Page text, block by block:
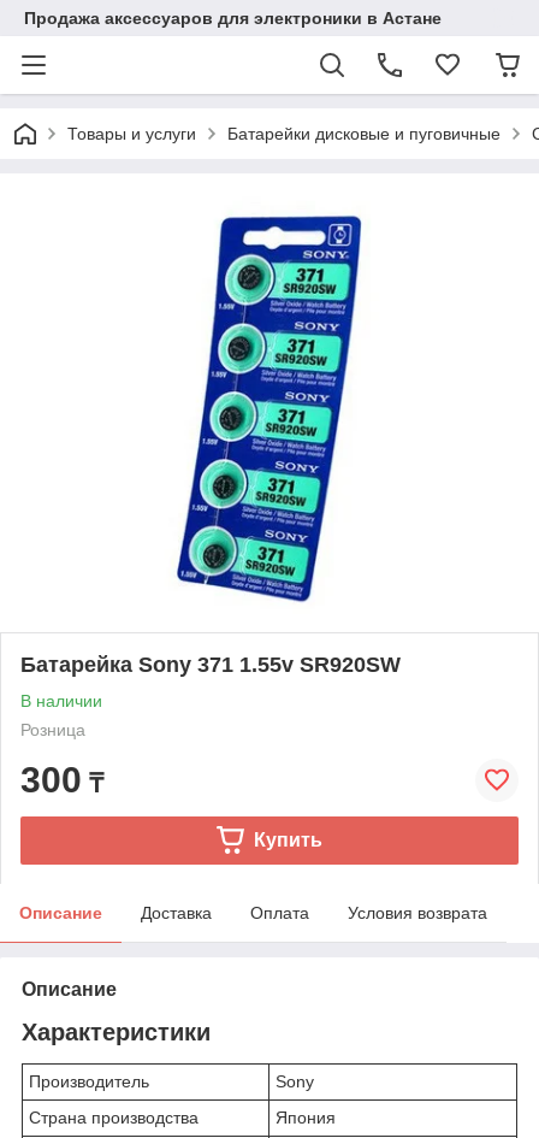
Продажа аксессуаров для электроники в Астане
Товары и услуги Батарейки дисковые и пуговичные
Батарейка Sony 371 1.55v SR920SW
В наличии
Розница
300 ₸
Купить
Описание Доставка Оплата Условия возврата
Описание
Характеристики
Производитель
Sony
Страна производства
Япония